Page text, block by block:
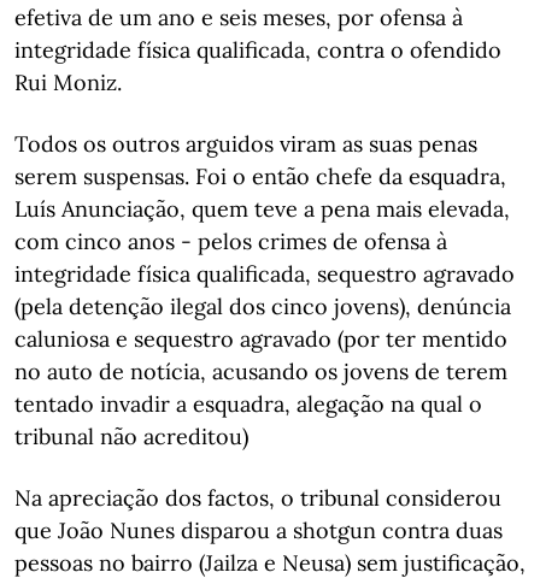
efetiva de um ano e seis meses, por ofensa à
integridade física qualificada, contra o ofendido
Rui Moniz.
Todos os outros arguidos viram as suas penas
serem suspensas. Foi o então chefe da esquadra,
Luís Anunciação, quem teve a pena mais elevada,
com cinco anos - pelos crimes de ofensa à
integridade física qualificada, sequestro agravado
(pela detenção ilegal dos cinco jovens), denúncia
caluniosa e sequestro agravado (por ter mentido
no auto de notícia, acusando os jovens de terem
tentado invadir a esquadra, alegação na qual o
tribunal não acreditou)
Na apreciação dos factos, o tribunal considerou
que João Nunes disparou a shotgun contra duas
pessoas no bairro (Jailza e Neusa) sem justificação,